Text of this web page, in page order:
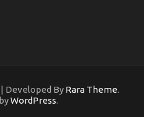
Developed By Rara Theme.
WordPress.